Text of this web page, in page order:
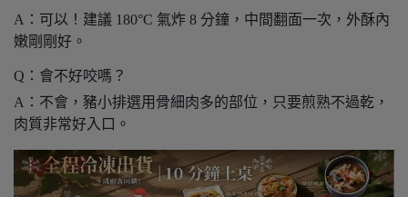
A：可以！建議 180°C 氣炸 8 分鐘，中間翻面一次，外酥內
嫩剛剛好。
Q：會不好咬嗎？
A：不會，豬小排選用骨細肉多的部位，只要煎熟不過乾，
肉質非常好入口。